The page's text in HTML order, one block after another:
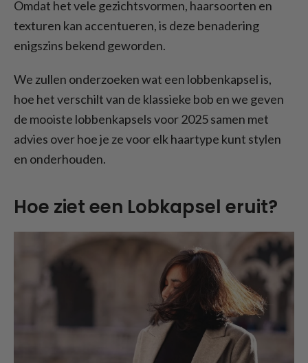
Omdat het vele gezichtsvormen, haarsoorten en
texturen kan accentueren, is deze benadering
enigszins bekend geworden.
We zullen onderzoeken wat een lobbenkapsel is,
hoe het verschilt van de klassieke bob en we geven
de mooiste lobbenkapsels voor 2025 samen met
advies over hoe je ze voor elk haartype kunt stylen
en onderhouden.
Hoe ziet een Lobkapsel eruit?